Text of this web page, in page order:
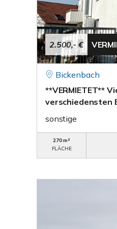
2.500,- €
Bickenbach
**VERMIETET**
verschiedensten
sonstige
270 m²
FLÄCHE